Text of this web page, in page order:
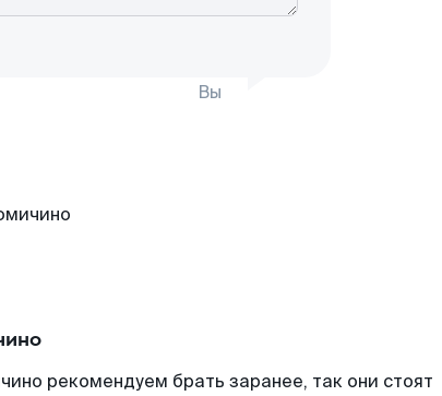
Вы
рекомендуем брать заранее, так они стоят